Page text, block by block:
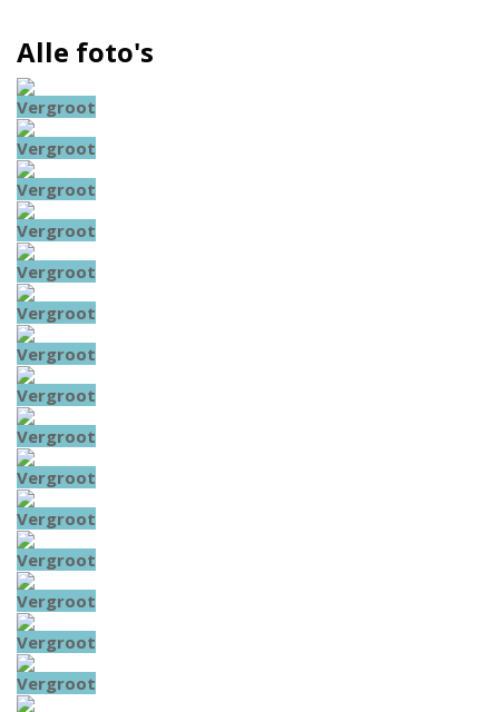
Alle foto's
Vergroot
Vergroot
Vergroot
Vergroot
Vergroot
Vergroot
Vergroot
Vergroot
Vergroot
Vergroot
Vergroot
Vergroot
Vergroot
Vergroot
Vergroot